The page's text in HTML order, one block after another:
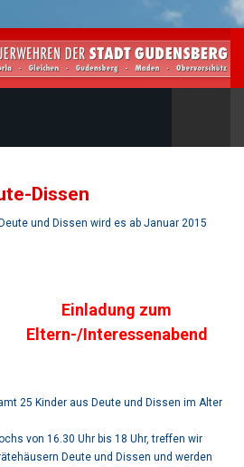
Dissen
und Dissen wird es ab Januar 2015
Einladung zum
Eltern-/Interessenabend
25 Kinder aus Deute und Dissen im Alter
von 16.30 Uhr bis 18 Uhr, treffen wir
Deute und Dissen und werden